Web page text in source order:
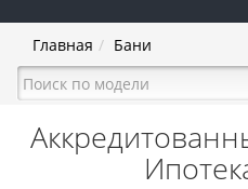
Главная Бани